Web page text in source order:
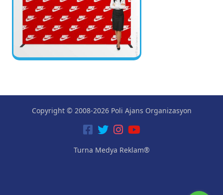
Copyright © 2008-2026 Poli Ajans Organizasyon
Turna Medya Reklam®